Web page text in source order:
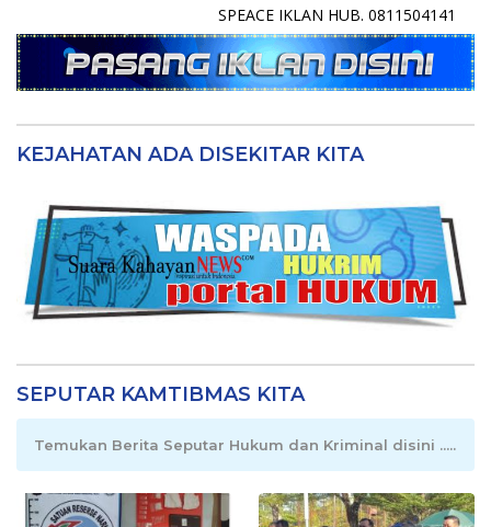
SPEACE IKLAN HUB. 0811504141
KEJAHATAN ADA DISEKITAR KITA
SEPUTAR KAMTIBMAS KITA
Temukan Berita Seputar Hukum dan Kriminal disini .....